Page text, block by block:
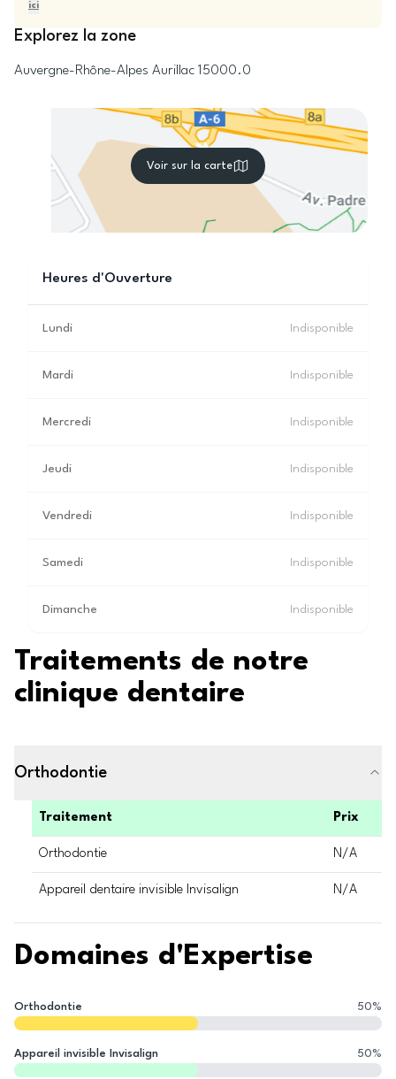
ici
Explorez la zone
Auvergne-Rhône-Alpes Aurillac 15000.0
Voir sur la carte
Heures d'Ouverture
Lundi Indisponible
Mardi Indisponible
Mercredi Indisponible
Jeudi Indisponible
Vendredi Indisponible
Samedi Indisponible
Dimanche Indisponible
Traitements de notre
clinique dentaire
Orthodontie
Traitement Prix
Orthodontie N/A
Appareil dentaire invisible Invisalign N/A
Domaines d'Expertise
Orthodontie 50%
Appareil invisible Invisalign 50%